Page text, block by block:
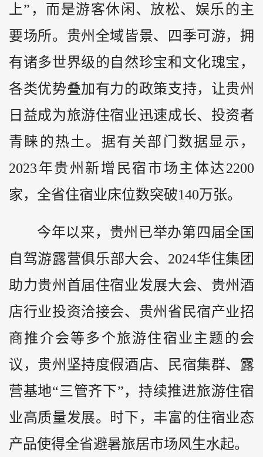
上”，而是游客休闲、放松、娱乐的主
要场所。贵州全域皆景、四季可游，拥
有诸多世界级的自然珍宝和文化瑰宝，
各类优势叠加有力的政策支持，让贵州
日益成为旅游住宿业迅速成长、投资者
青睐的热土。据有关部门数据显示，
2023年贵州新增民宿市场主体达2200
家，全省住宿业床位数突破140万张。
今年以来，贵州已举办第四届全国
自驾游露营俱乐部大会、2024华住集团
助力贵州首届住宿业发展大会、贵州酒
店行业投资洽接会、贵州省民宿产业招
商推介会等多个旅游住宿业主题的会
议，贵州坚持度假酒店、民宿集群、露
营基地“三管齐下”，持续推进旅游住宿
业高质量发展。时下，丰富的住宿业态
产品使得全省避暑旅居市场风生水起。